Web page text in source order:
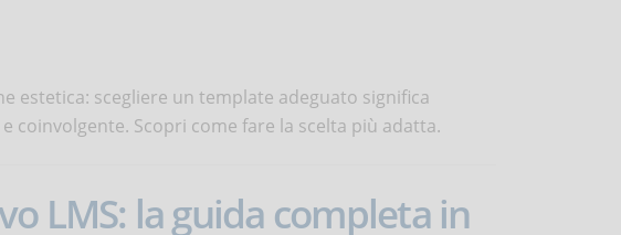
estetica: scegliere un template adeguato significa
coinvolgente. Scopri come fare la scelta più adatta.
LMS: la guida completa in